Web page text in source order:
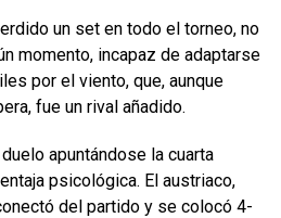
un set en todo el torneo, no
momento, incapaz de adaptarse
por el viento, que, aunque
fue un rival añadido.
apuntándose la cuarta
psicológica. El austriaco,
del partido y se colocó 4-